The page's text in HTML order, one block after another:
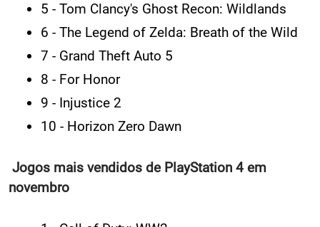
5 - Tom Clancy's Ghost Recon: Wildlands
6 - The Legend of Zelda: Breath of the Wild
7 - Grand Theft Auto 5
8 - For Honor
9 - Injustice 2
10 - Horizon Zero Dawn
Jogos mais vendidos de PlayStation 4 em
novembro